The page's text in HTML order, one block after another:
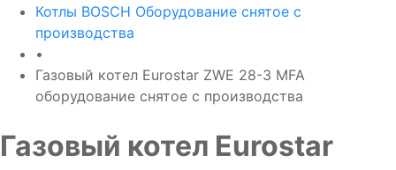
Котлы BOSCH Оборудование снятое с
производства
•
Газовый котел Eurostar ZWE 28-3 MFA
оборудование снятое с производства
Газовый котел Eurostar